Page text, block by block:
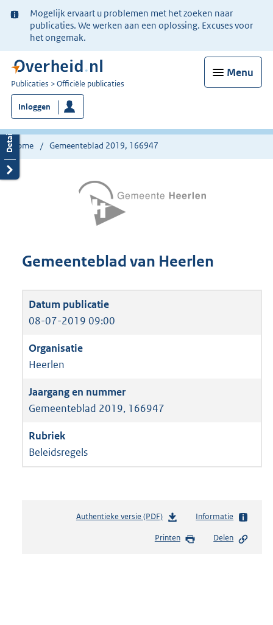
Ter
informatie:
Mogelijk ervaart u problemen met het zoeken naar
publicaties. We werken aan een oplossing. Excuses voor
het ongemak.
Menu
U
bent
nu
hier:
Publicaties Officiële publicaties
Inloggen
Home Gemeenteblad 2019, 166947
Gemeenteblad van Heerlen
08-07-2019 09:00
Heerlen
Gemeenteblad 2019, 166947
Beleidsregels
Authentieke versie (PDF)b
s
Informatie
Printen Delen